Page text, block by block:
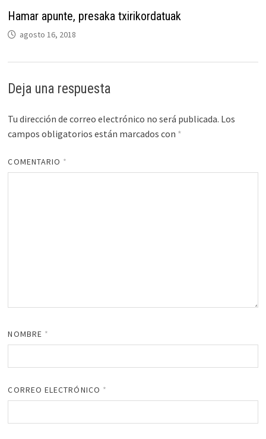
Hamar apunte, presaka txirikordatuak
agosto 16, 2018
Deja una respuesta
Tu dirección de correo electrónico no será publicada. Los
campos obligatorios están marcados con *
COMENTARIO *
NOMBRE *
CORREO ELECTRÓNICO *